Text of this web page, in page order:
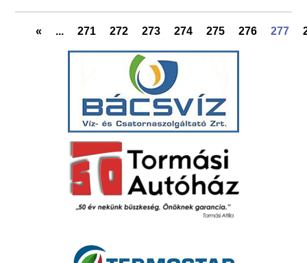
« ... 271 272 273 274 275 276 277